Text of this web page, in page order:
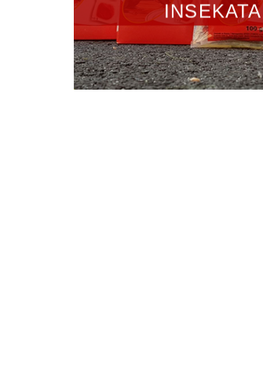
INSEKATA